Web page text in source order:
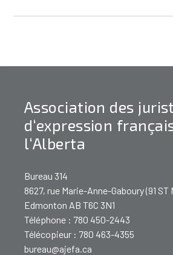
Association des
d‘expression
l‘Alberta
Bureau 314
8627, rue Marie-Anne-Gaboury (91 ST
Edmonton AB T6C 3N1
Téléphone : 780 450-2443
Télécopieur : 780 463-4355
bureau@ajefa.ca